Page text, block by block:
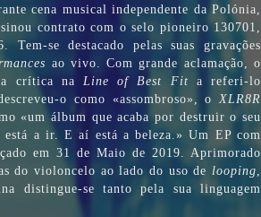
cena musical independente da Polónia,
contrato com o selo pioneiro 130701,
se destacado pelas suas gravações
ao vivo. Com grande aclamação, o
crítica na Line of Best Fit a referi-lo
o como «assombroso», oXLR8R
«um álbum que acaba por destruir o seu
a ir. E aí está a beleza.» Um EP com
em 31 de Maio de 2019. Aprimorado
do violoncelo ao lado do uso de looping,
distingue-se tanto pela sua linguagem